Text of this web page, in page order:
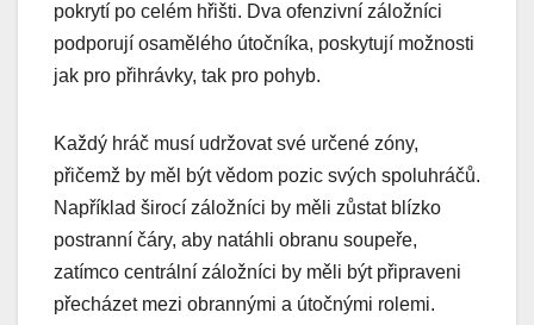
pokrytí po celém hřišti. Dva ofenzivní záložníci
podporují osamělého útočníka, poskytují možnosti
jak pro přihrávky, tak pro pohyb.
Každý hráč musí udržovat své určené zóny,
přičemž by měl být vědom pozic svých spoluhráčů.
Například širocí záložníci by měli zůstat blízko
postranní čáry, aby natáhli obranu soupeře,
zatímco centrální záložníci by měli být připraveni
přecházet mezi obrannými a útočnými rolemi.